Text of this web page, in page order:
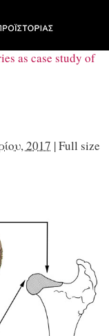
as case study of
2017 |Full size